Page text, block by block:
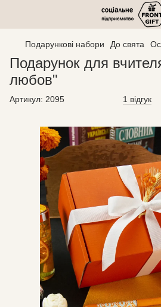
Подарункові набори До свята
Подарунок для
любов"
Артикул: 2095 1 відгук